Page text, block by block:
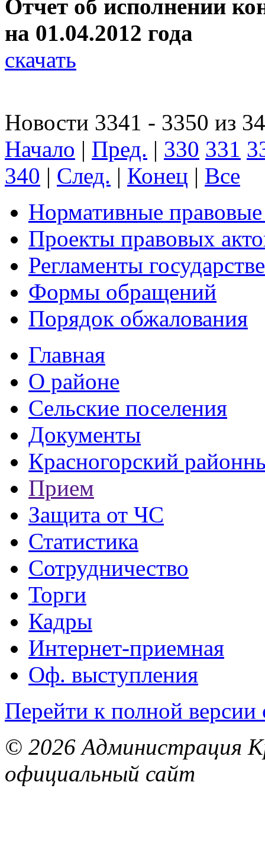
Отчет об исполнении
на 01.04.2012 года
скачать
Новости 3341 - 3350 из
Начало | Пред. | 330 331
340 | След. | Конец | Все
Нормативные
Проекты правовых
Регламенты
Формы обращений
Порядок обжалования
Главная
О районе
Сельские поселения
Документы
Красногорский
Прием
Защита от ЧС
Статистика
Сотрудничество
Торги
Кадры
Интернет-приемная
Оф. выступления
Перейти к полной версии
© 2026 Администрация
официальный сайт